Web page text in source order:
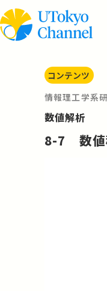
コンテンツ
情報理工学系
数値解析
8-7 数値